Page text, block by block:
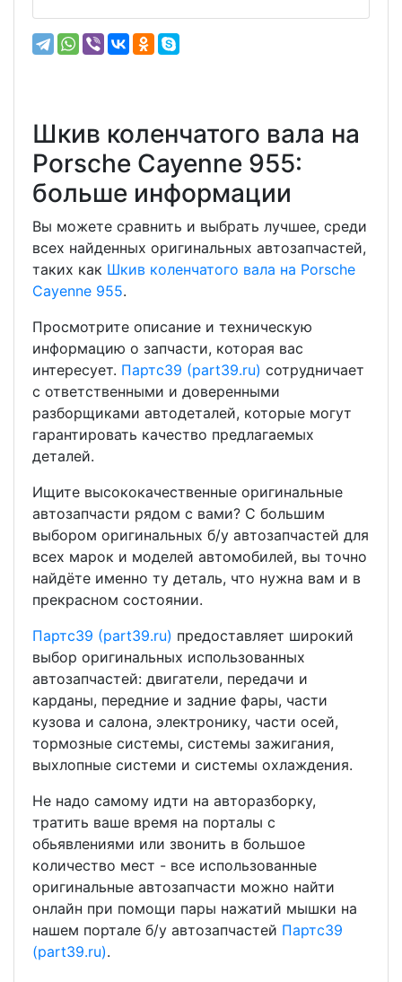
Шкив коленчатого вала на
Porsche Cayenne 955:
больше информации
Вы можете сравнить и выбрать лучшее, среди
всех найденных оригинальных автозапчастей,
таких как Шкив коленчатого вала на Porsche
Cayenne 955.
Просмотрите описание и техническую
информацию о запчасти, которая вас
интересует. Партс39 (part39.ru) сотрудничает
с ответственными и доверенными
разборщиками автодеталей, которые могут
гарантировать качество предлагаемых
деталей.
Ищите высококачественные оригинальные
автозапчасти рядом с вами? С большим
выбором оригинальных б/у автозапчастей для
всех марок и моделей автомобилей, вы точно
найдёте именно ту деталь, что нужна вам и в
прекрасном состоянии.
Партс39 (part39.ru) предоставляет широкий
выбор оригинальных использованных
автозапчастей: двигатели, передачи и
карданы, передние и задние фары, части
кузова и салона, электронику, части осей,
тормозные системы, системы зажигания,
выхлопные системи и системы охлаждения.
Не надо самому идти на авторазборку,
тратить ваше время на порталы с
обьявлениями или звонить в большое
количество мест - все использованные
оригинальные автозапчасти можно найти
онлайн при помощи пары нажатий мышки на
нашем портале б/у автозапчастей Партс39
(part39.ru).